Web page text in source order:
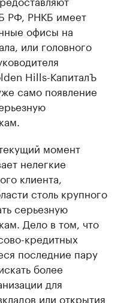
РФ, РНКБ имеет
офисы на
или головного
Hills-КапиталЪ
само появление
момент
нелегкие
клиента,
столь крупного
серьезную
Дело в том, что
кредитных
последние пару
более
для
или открытия